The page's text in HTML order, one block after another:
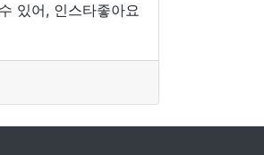
있어, 인스타좋아요